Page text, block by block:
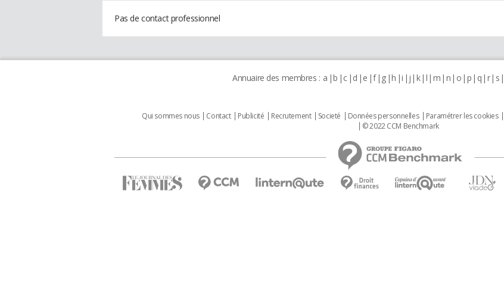
Pas de contact professionnel
Annuaire des membres : a b c d e f g h i j k l m n o p q r s
Qui sommes nous Contact Publicité Recrutement Societé Données personnelles Paramétrer les cookies
© 2022 CCM Benchmark